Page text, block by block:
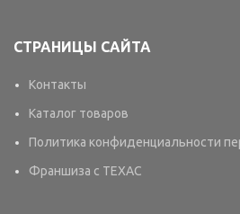
СТРАНИЦЫ САЙТА
Контакты
Каталог товаров
Политика конфиденциальности
Франшиза с TEXAC